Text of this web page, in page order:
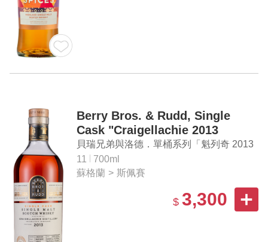
Berry Bros. & Rudd, Single
Cask "Craigellachie 2013
#302039" Single Malt Scotch
Whisky
貝瑞兄弟與洛德．單桶系列「魁列奇 2013
#302039」單一麥芽蘇格蘭威士忌
11
700ml
蘇格蘭 > 斯佩賽
$ 3,300